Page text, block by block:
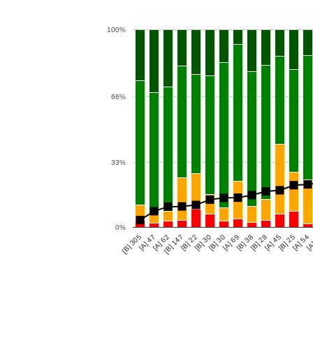
[B] 305[A] 47[A] 62[B] 147[B] 22[B] 30[B] 30[A] 69[B] 38[B] 28[A] 45[B] 25[A] 54
0%
33%
66%
100%